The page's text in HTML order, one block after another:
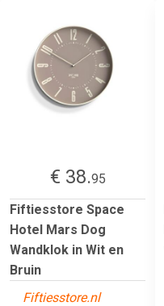
€ 38.95
Fiftiesstore Space
Hotel Mars Dog
Wandklok in Wit en
Bruin
Fiftiesstore.nl